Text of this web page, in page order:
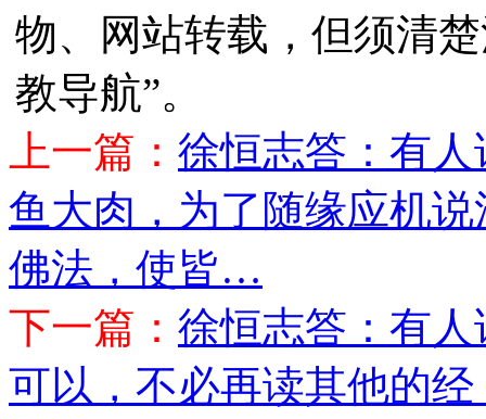
物、网站转载，但须清
教导航”。
上一篇： 徐恒志答：有
鱼大肉，为了随缘应机
佛法，使皆…
下一篇： 徐恒志答：有
可以，不必再读其他的